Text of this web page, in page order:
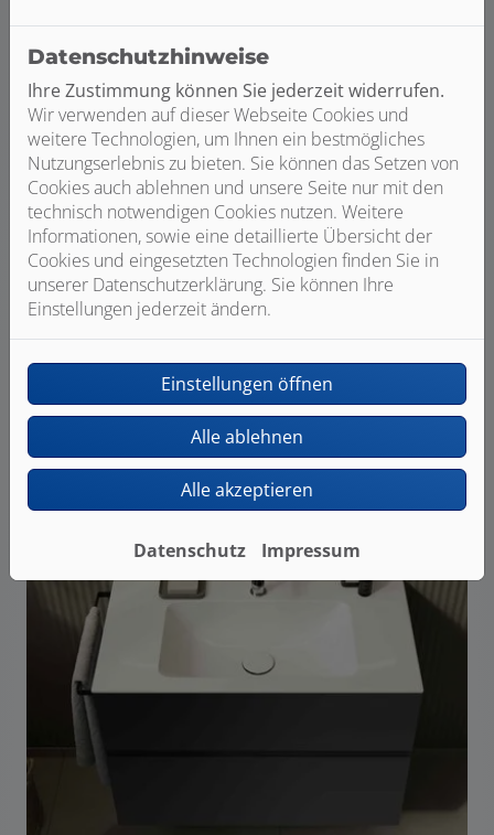
Bildquelle: Geberit
Datenschutzhinweise
Ihre Zustimmung können Sie jederzeit widerrufen.
Wir verwenden auf dieser Webseite Cookies und
weitere Technologien, um Ihnen ein bestmögliches
Nutzungserlebnis zu bieten. Sie können das Setzen von
Cookies auch ablehnen und unsere Seite nur mit den
technisch notwendigen Cookies nutzen. Weitere
Informationen, sowie eine detaillierte Übersicht der
Cookies und eingesetzten Technologien finden Sie in
unserer Datenschutzerklärung. Sie können Ihre
Einstellungen jederzeit ändern.
Einstellungen öffnen
Alle ablehnen
Alle akzeptieren
Datenschutz Impressum